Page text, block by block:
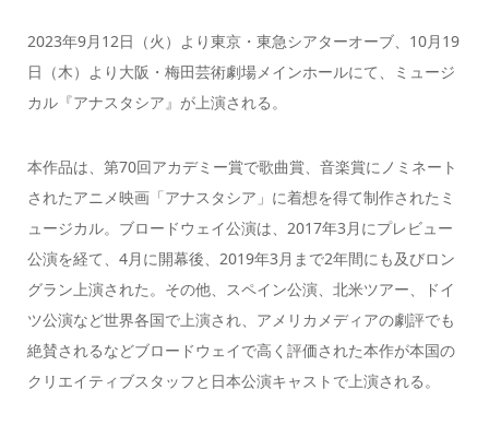
2023年9月12日（火）より東京・東急シアターオーブ、10月19
日（木）より大阪・梅田芸術劇場メインホールにて、ミュージ
カル『アナスタシア』が上演される。
本作品は、第70回アカデミー賞で歌曲賞、音楽賞にノミネート
されたアニメ映画「アナスタシア」に着想を得て制作されたミ
ュージカル。ブロードウェイ公演は、2017年3月にプレビュー
公演を経て、4月に開幕後、2019年3月まで2年間にも及びロン
グラン上演された。その他、スペイン公演、北米ツアー、ドイ
ツ公演など世界各国で上演され、アメリカメディアの劇評でも
絶賛されるなどブロードウェイで高く評価された本作が本国の
クリエイティブスタッフと日本公演キャストで上演される。